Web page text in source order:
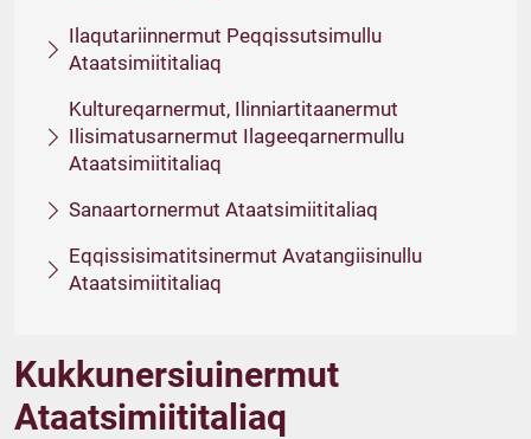
Ilaqutariinnermut Peqqissutsimullu
Ataatsimiititaliaq
Kultureqarnermut, Ilinniartitaanermut
Ilisimatusarnermut Ilageeqarnermullu
Ataatsimiititaliaq
Sanaartornermut Ataatsimiititaliaq
Eqqissisimatitsinermut Avatangiisinullu
Ataatsimiititaliaq
Kukkunersiuinermut
Ataatsimiititaliaq